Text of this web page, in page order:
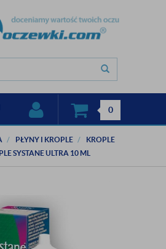
0
PŁYNY I KROPLE
KROPLE
SYSTANE ULTRA 10 ML